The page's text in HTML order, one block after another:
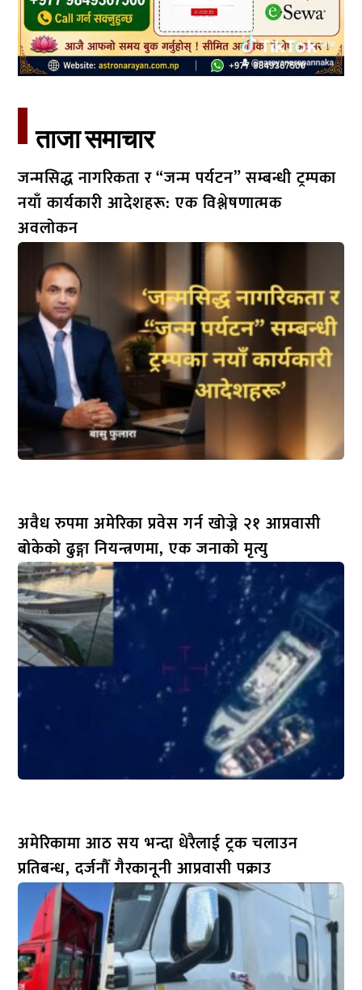
ताजा समाचार​
जन्मसिद्ध नागरिकता र “जन्म पर्यटन” सम्बन्धी ट्रम्पका
नयाँ कार्यकारी आदेशहरू: एक विश्लेषणात्मक
अवलोकन
अवैध रुपमा अमेरिका प्रवेस गर्न खोज्ने २१ आप्रवासी
बोकेको ढुङ्गा नियन्त्रणमा, एक जनाको मृत्यु
अमेरिकामा आठ सय भन्दा धेरैलाई ट्रक चलाउन
प्रतिबन्ध, दर्जनौँ गैरकानूनी आप्रवासी पक्राउ